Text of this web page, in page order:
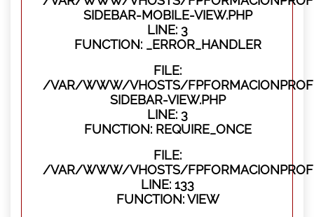
SIDEBAR-MOBILE-VIEW.PHP
LINE: 3
FUNCTION: _ERROR_HANDLER
FILE:
/VAR/WWW/VHOSTS/
SIDEBAR-VIEW.PHP
LINE: 3
FUNCTION: REQUIRE_ONCE
FILE:
/VAR/WWW/VHOSTS/
LINE: 133
FUNCTION: VIEW